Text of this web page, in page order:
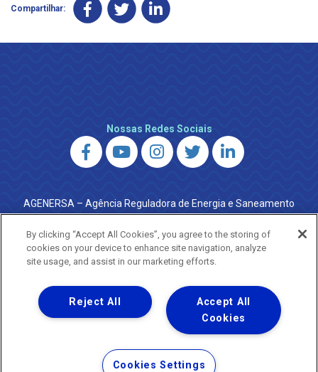
Compartilhar:
Nossas Redes Sociais
AGENERSA – Agência Reguladora de Energia e Saneamento
do Estado do Rio de Janeiro
0800 024 9040 · (21) 2332-6457 (WhatsApp) ·
ouvidoria@agenersa.rj.gov.br/ouvidoria.agenersa@gmail.com
·http://www.agenersa.rj.gov.br
Uma empresa
Copyright ® 2026 - Todos os Direitos Reservados.
Termos Gerais de Uso de Sites e Aplicativos
By clicking “Accept All Cookies”, you agree to the storing of
cookies on your device to enhance site navigation, analyze
site usage, and assist in our marketing efforts.
Accept All
Cookies
Reject All
Cookies Settings